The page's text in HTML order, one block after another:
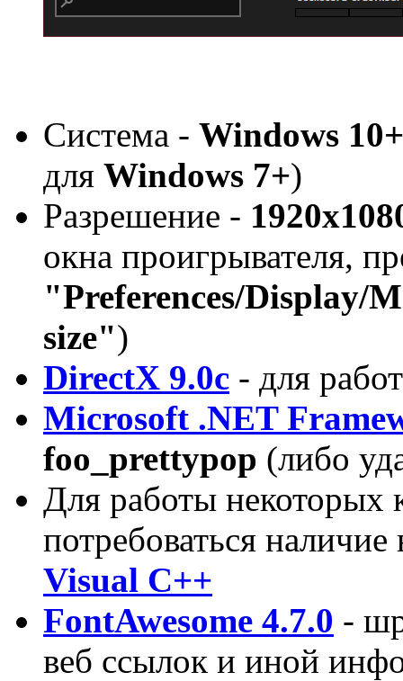
Система - Windows 10+
для Windows 7+)
Разрешение -
окна проигрывателя,
"Preferences/Display/
size")
DirectX 9.0c - для
Microsoft .NET
foo_prettypop (либо
Для работы некоторых
потребоваться
Visual C++
FontAwesome 4.7.0 -
веб ссылок и иной